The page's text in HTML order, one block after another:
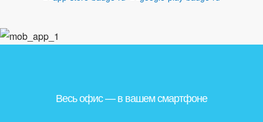
Весь офис — в вашем смартфоне